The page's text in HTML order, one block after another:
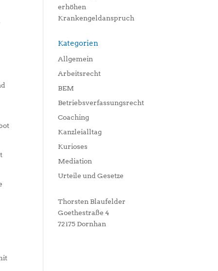
erhöhen
Krankengeldanspruch
Kategorien
Allgemein
Arbeitsrecht
BEM
Betriebsverfassungsrecht
Coaching
Kanzleialltag
Kurioses
Mediation
Urteile und Gesetze
Thorsten Blaufelder
Goethestraße 4
72175 Dornhan